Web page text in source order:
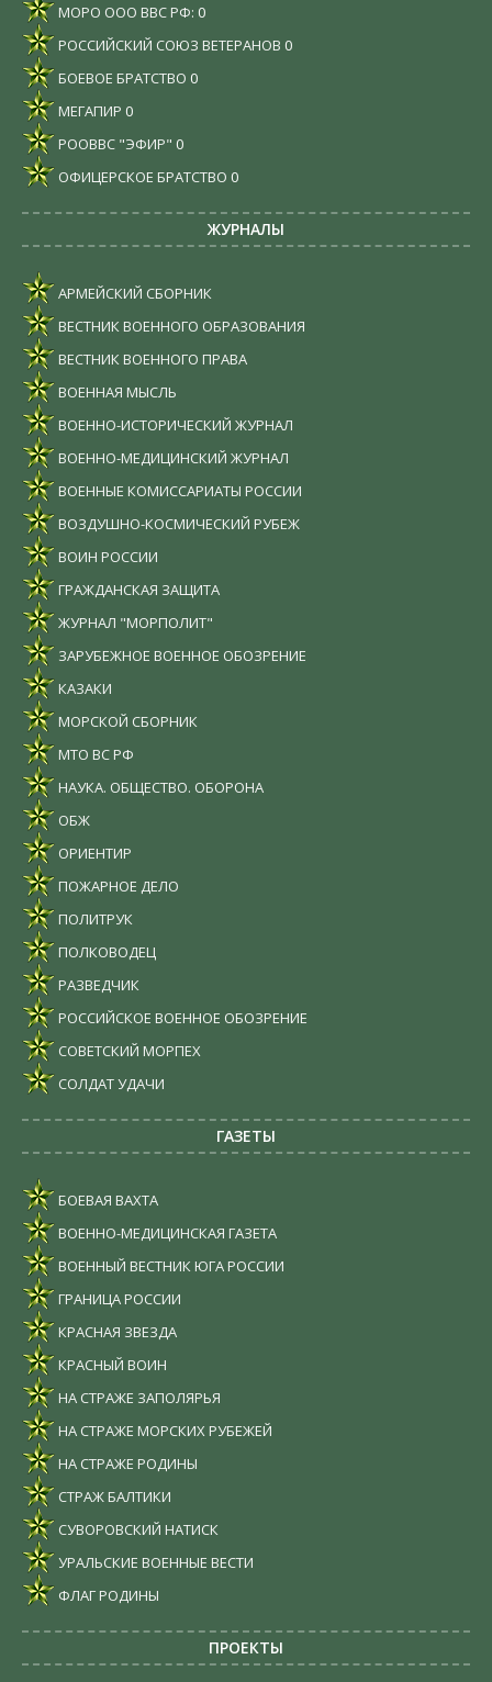
МОРО ООО ВВС РФ: 0
РОССИЙСКИЙ СОЮЗ ВЕТЕРАНОВ 0
БОЕВОЕ БРАТСТВО 0
МЕГАПИР 0
РООВВС "ЭФИР" 0
ОФИЦЕРСКОЕ БРАТСТВО 0
ЖУРНАЛЫ
АРМЕЙСКИЙ СБОРНИК
ВЕСТНИК ВОЕННОГО ОБРАЗОВАНИЯ
ВЕСТНИК ВОЕННОГО ПРАВА
ВОЕННАЯ МЫСЛЬ
ВОЕННО-ИСТОРИЧЕСКИЙ ЖУРНАЛ
ВОЕННО-МЕДИЦИНСКИЙ ЖУРНАЛ
ВОЕННЫЕ КОМИССАРИАТЫ РОССИИ
ВОЗДУШНО-КОСМИЧЕСКИЙ РУБЕЖ
ВОИН РОССИИ
ГРАЖДАНСКАЯ ЗАЩИТА
ЖУРНАЛ "МОРПОЛИТ"
ЗАРУБЕЖНОЕ ВОЕННОЕ ОБОЗРЕНИЕ
КАЗАКИ
МОРСКОЙ СБОРНИК
МТО ВС РФ
НАУКА. ОБЩЕСТВО. ОБОРОНА
ОБЖ
ОРИЕНТИР
ПОЖАРНОЕ ДЕЛО
ПОЛИТРУК
ПОЛКОВОДЕЦ
РАЗВЕДЧИК
РОССИЙСКОЕ ВОЕННОЕ ОБОЗРЕНИЕ
СОВЕТСКИЙ МОРПЕХ
СОЛДАТ УДАЧИ
ГАЗЕТЫ
БОЕВАЯ ВАХТА
ВОЕННО-МЕДИЦИНСКАЯ ГАЗЕТА
ВОЕННЫЙ ВЕСТНИК ЮГА РОССИИ
ГРАНИЦА РОССИИ
КРАСНАЯ ЗВЕЗДА
КРАСНЫЙ ВОИН
НА СТРАЖЕ ЗАПОЛЯРЬЯ
НА СТРАЖЕ МОРСКИХ РУБЕЖЕЙ
НА СТРАЖЕ РОДИНЫ
СТРАЖ БАЛТИКИ
СУВОРОВСКИЙ НАТИСК
УРАЛЬСКИЕ ВОЕННЫЕ ВЕСТИ
ФЛАГ РОДИНЫ
ПРОЕКТЫ